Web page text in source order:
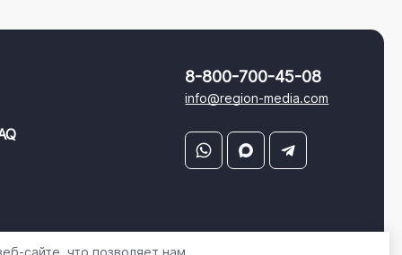
8-800-700-45-08
info@region-media.com
сайте, что позволяет нам